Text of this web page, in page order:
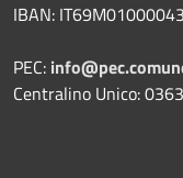
IBAN:
PEC:
Centralino Unico: